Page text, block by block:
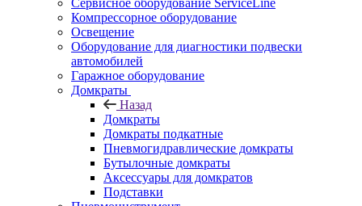
Сервисное оборудование ServiceLine
Компрессорное оборудование
Освещение
Оборудование для диагностики подвески
автомобилей
Гаражное оборудование
Домкраты
Назад
Домкраты
Домкраты подкатные
Пневмогидравлические домкраты
Бутылочные домкраты
Аксессуары для домкратов
Подставки